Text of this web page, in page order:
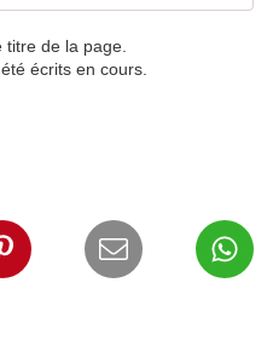
de la page.
écrits en cours.